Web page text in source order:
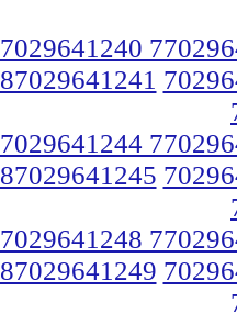
7029641240
87029641241
7029641244
87029641245
7029641248
87029641249